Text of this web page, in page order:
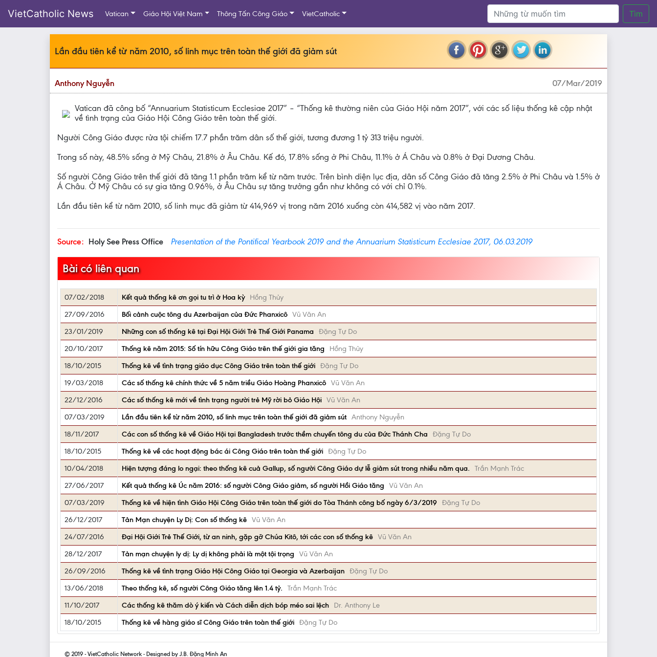
VietCatholic News Vatican Giáo Hội Việt Nam Thông Tấn Công Giáo VietCatholic Tìm
Lần đầu tiên kể từ năm 2010, số linh mục trên toàn thế giới đã giảm sút
Anthony Nguyễn 07/Mar/2019
Vatican đã công bố “Annuarium Statisticum Ecclesiae 2017” – “Thống kê thường niên của Giáo Hội năm 2017”, với các số liệu thống kê cập nhật
về tình trạng của Giáo Hội Công Giáo trên toàn thế giới.
Người Công Giáo được rửa tội chiếm 17.7 phần trăm dân số thế giới, tương đương 1 tỷ 313 triệu người.
Trong số này, 48.5% sống ở Mỹ Châu, 21.8% ở Âu Châu. Kế đó, 17.8% sống ở Phi Châu, 11.1% ở Á Châu và 0.8% ở Đại Dương Châu.
Số người Công Giáo trên thế giới đã tăng 1.1 phần trăm kể từ năm trước. Trên bình diện lục địa, dân số Công Giáo đã tăng 2.5% ở Phi Châu và 1.5% ở
Á Châu. Ở Mỹ Châu có sự gia tăng 0.96%, ở Âu Châu sự tăng trưởng gần như không có với chỉ 0.1%.
Lần đầu tiên kể từ năm 2010, số linh mục đã giảm từ 414,969 vị trong năm 2016 xuống còn 414,582 vị vào năm 2017.
Source: Holy See Press Office Presentation of the Pontifical Yearbook 2019 and the Annuarium Statisticum Ecclesiae 2017, 06.03.2019
Bài có liên quan
07/02/2018 Kết quả thống kê ơn gọi tu trì ở Hoa kỳ
Hồng Thủy
27/09/2016
Bối cảnh cuộc tông du Azerbaijan của Đức Phanxicô Vũ Văn An
23/01/2019
Những con số thống kê tại Đại Hội Giới Trẻ Thế Giới Panama
Đặng Tự Do
20/10/2017
Thống kê năm 2015: Số tín hữu Công Giáo trên thế giới gia tăng
Hồng Thủy
18/10/2015
Thống kê về tình trạng giáo dục Công Giáo trên toàn thế giới Đặng Tự Do
19/03/2018
Các số thống kê chính thức về 5 năm triều Giáo Hoàng Phanxicô Vũ Văn An
22/12/2016
Các số thống kê mới về tình trạng người trẻ Mỹ rời bỏ Giáo Hội Vũ Văn An
07/03/2019
Lần đầu tiên kể từ năm 2010, số linh mục trên toàn thế giới đã giảm sút Anthony Nguyễn
18/11/2017
Các con số thống kê về Giáo Hội tại Bangladesh trước thềm chuyến tông du của Đức Thánh Cha
Đặng Tự Do
18/10/2015
Thống kê về các hoạt động bác ái Công Giáo trên toàn thế giới Đặng Tự Do
10/04/2018
Hiện tượng đáng lo ngại: theo thống kê cuả Gallup, số người Công Giáo dự lễ giảm sút trong nhiều năm qua.
Trần Mạnh Trác
27/06/2017
Kết quả thống kê Úc năm 2016: số người Công Giáo giảm, số người Hồi Giáo tăng
Vũ Văn An
07/03/2019
Thống kê về hiện tình Giáo Hội Công Giáo trên toàn thế giới do Tòa Thánh công bố ngày 6/3/2019
Đặng Tự Do
26/12/2017
Tản Mạn chuyện Ly Dị: Con số thống kê Vũ Văn An
24/07/2016
Đại Hội Giới Trẻ Thế Giới, từ an ninh, gặp gỡ Chúa Kitô, tới các con số thống kê Vũ Văn An
28/12/2017
Tản mạn chuyện ly dị: Ly dị không phải là một tội trọng
Vũ Văn An
26/09/2016
Thống kê về tình trạng Giáo Hội Công Giáo tại Georgia và Azerbaijan Đặng Tự Do
13/06/2018
Theo thống kê, số người Công Giáo tăng lên 1.4 tỷ.
Trần Mạnh Trác
11/10/2017
Các thống kê thăm dò ý kiến và Cách diễn dịch bóp méo sai lệch
Dr. Anthony Le
18/10/2015
Thống kê về hàng giáo sĩ Công Giáo trên toàn thế giới Đặng Tự Do
© 2019 - VietCatholic Network - Designed by J.B. Đặng Minh An